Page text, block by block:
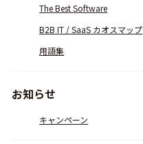
The Best Software
B2B IT / SaaS カオスマップ
用語集
お知らせ
キャンペーン